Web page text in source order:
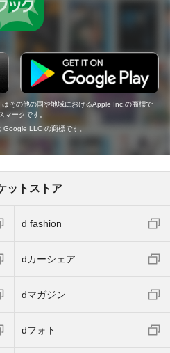
その他の国や地域におけるApple Inc.の商標で
ークです。
LLC の商標です。
ットストア
d fashion
dカーシェア
dマガジン
dフォト